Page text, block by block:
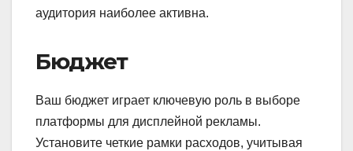
аудитория наиболее активна.
Бюджет
Ваш бюджет играет ключевую роль в выборе
платформы для дисплейной рекламы.
Установите четкие рамки расходов, учитывая